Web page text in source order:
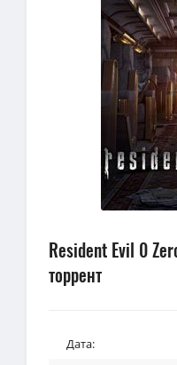
Resident Evil 0
торрент
Дата: